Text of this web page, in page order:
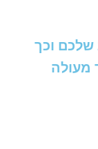
וכך
מעולה